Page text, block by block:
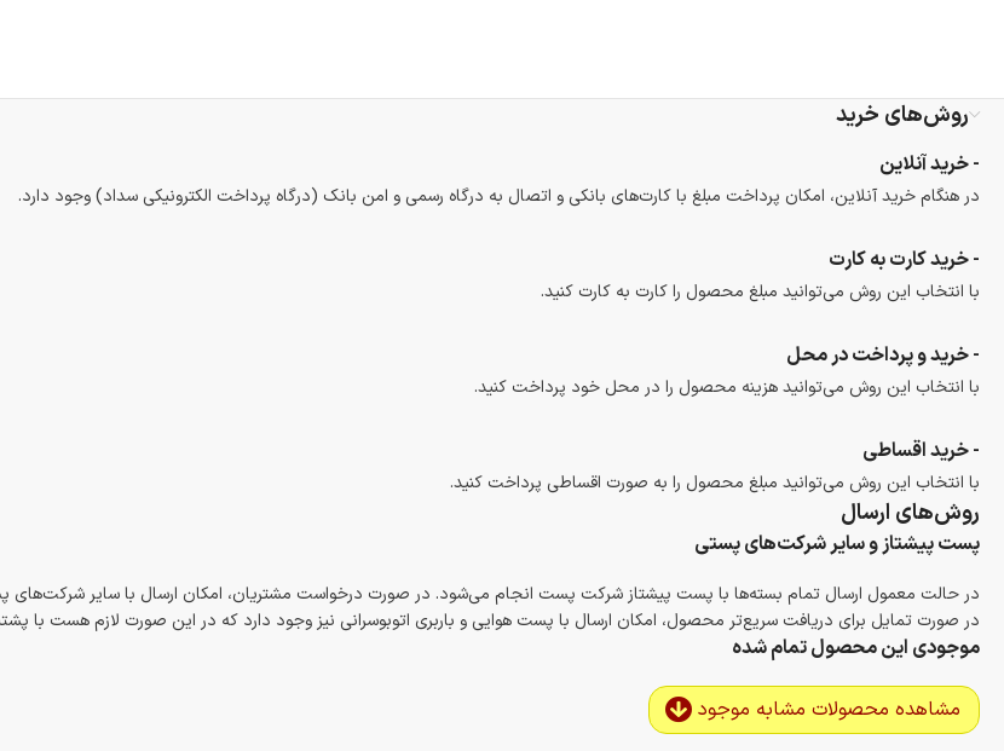
روش‌های خرید
- خرید آنلاین
در هنگام خرید آنلاین، امکان پرداخت مبلغ با کارت‌های بانکی و اتصال به درگاه رسمی و امن بانک (درگاه پرداخت الکترونیکی سداد) وجود دارد.
- خرید کارت به کارت
با انتخاب این روش می‌توانید مبلغ محصول را کارت به کارت کنید.
- خرید و پرداخت در محل
با انتخاب این روش می‌توانید هزینه محصول را در محل خود پرداخت کنید.
- خرید اقساطی
با انتخاب این روش می‌توانید مبلغ محصول را به صورت اقساطی پرداخت کنید.
روش‌های ارسال
پست پیشتاز و سایر شرکت‌های پستی
در حالت معمول ارسال تمام بسته‌ها با پست پیشتاز شرکت پست انجام می‌شود. در صورت درخواست مشتریان، امکان ارسال با سایر
در صورت تمایل برای دریافت سریع‌تر محصول، امکان ارسال با پست هوایی و باربری اتوبوسرانی نیز وجود دارد که در این صورت لازم هست با
موجودی این محصول تمام شده
مشاهده محصولات مشابه موجود